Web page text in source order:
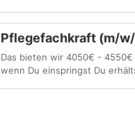
Pflegefachkraft (m/
Das bieten wir 4050€ - 4550€
wenn Du einspringst Du